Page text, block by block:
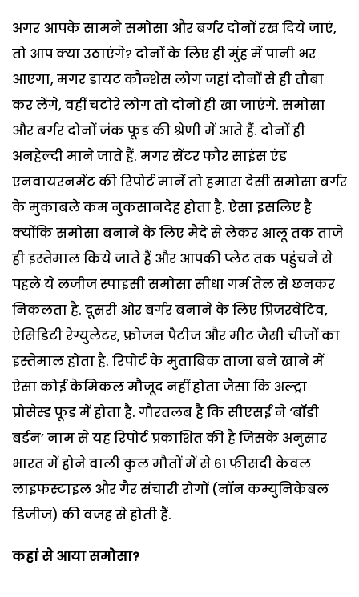
अगर आपके सामने समोसा और बर्गर दोनों रख दिये जाएं,
तो आप क्या उठाएंगे? दोनों के लिए ही मुंह में पानी भर
आएगा, मगर डायट कौन्शेस लोग जहां दोनों से ही तौबा
कर लेंगे, वहीं चटोरे लोग तो दोनों ही खा जाएंगे. समोसा
और बर्गर दोनों जंक फूड की श्रेणी में आते हैं. दोनों ही
अनहेल्दी माने जाते हैं. मगर सेंटर फौर साइंस एंड
एनवायरनमेंट की रिपोर्ट मानें तो हमारा देसी समोसा बर्गर
के मुकाबले कम नुकसानदेह होता है. ऐसा इसलिए है
क्योंकि समोसा बनाने के लिए मैदे से लेकर आलू तक ताजे
ही इस्तेमाल किये जाते हैं और आपकी प्लेट तक पहुंचने से
पहले ये लजीज स्पाइसी समोसा सीधा गर्म तेल से छनकर
निकलता है. दूसरी ओर बर्गर बनाने के लिए प्रिजरवेटिव,
ऐसिडिटी रेग्युलेटर, फ्रोजन पैटीज और मीट जैसी चीजों का
इस्तेमाल होता है. रिपोर्ट के मुताबिक ताजा बने खाने में
ऐसा कोई केमिकल मौजूद नहीं होता जैसा कि अल्ट्रा
प्रोसेस्ड फूड में होता है. गौरतलब है कि सीएसई ने ‘बॉडी
बर्डन’ नाम से यह रिपोर्ट प्रकाशित की है जिसके अनुसार
भारत में होने वाली कुल मौतों में से 61 फीसदी केवल
लाइफस्टाइल और गैर संचारी रोगों (नॉन कम्युनिकेबल
डिजीज) की वजह से होती हैं.
कहां से आया समोसा?